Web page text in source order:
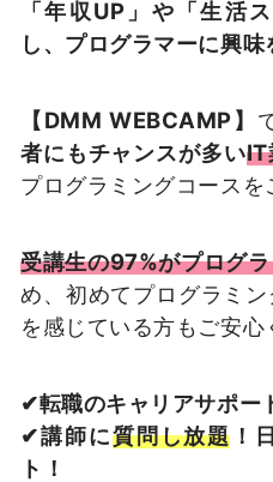
「年収UP」や「生活
し、プログラマーに興味
【DMM WEBCAMP】
者にもチャンスが多いIT
プログラミングコースを
受講生の97%がプログ
め、初めてプログラミ
を感じている方もご安心
✔転職のキャリアサポー
✔講師に質問し放題 ！
ト！